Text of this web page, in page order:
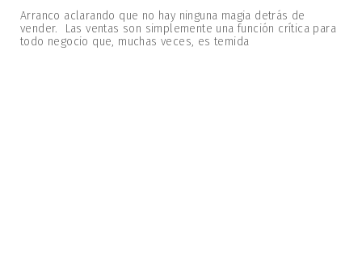
Arranco aclarando que no hay ninguna magia detrás de
vender. Las ventas son simplemente una función crítica para
todo negocio que, muchas veces, es temida